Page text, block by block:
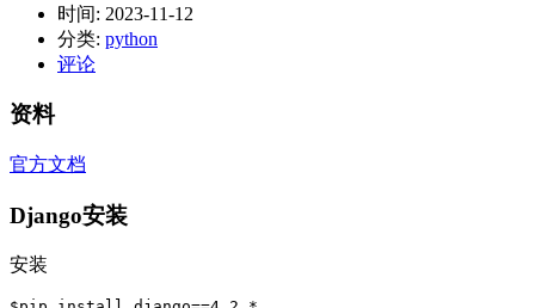
时间: 2023-11-12
分类: python
评论
资料
官方文档
Django安装
安装